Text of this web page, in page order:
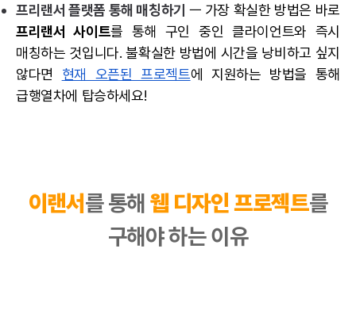
프리랜서 플랫폼 통해 매칭하기 ㅡ 가장 확실한 방법은 바로
프리랜서 사이트를 통해 구인 중인 클라이언트와 즉시
매칭하는 것입니다. 불확실한 방법에 시간을 낭비하고 싶지
않다면 현재 오픈된 프로젝트에 지원하는 방법을 통해
급행열차에 탑승하세요!
이랜서를 통해 웹 디자인 프로젝트를
구해야 하는 이유